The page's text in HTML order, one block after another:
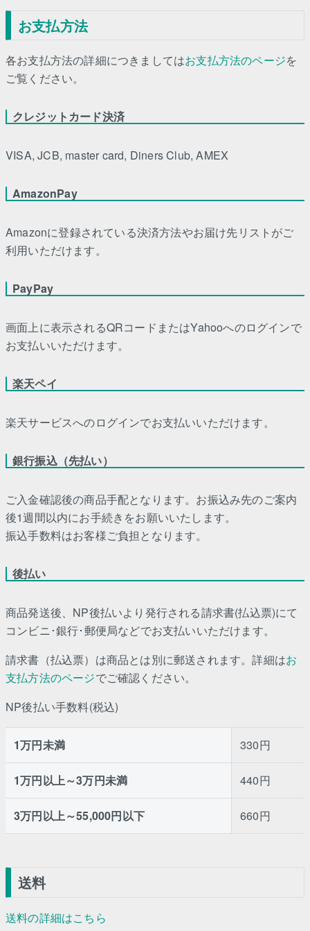
お支払方法
各お支払方法の詳細につきましてはお支払方法のページを
ご覧ください。
クレジットカード決済
VISA, JCB, master card, Diners Club, AMEX
AmazonPay
Amazonに登録されている決済方法やお届け先リストがご
利用いただけます。
PayPay
画面上に表示されるQRコードまたはYahooへのログインで
お支払いいただけます。
楽天ペイ
楽天サービスへのログインでお支払いいただけます。
銀行振込（先払い）
ご入金確認後の商品手配となります。お振込み先のご案内
後1週間以内にお手続きをお願いいたします。
振込手数料はお客様ご負担となります。
後払い
商品発送後、NP後払いより発行される請求書(払込票)にて
コンビニ･銀行･郵便局などでお支払いいただけます。
請求書（払込票）は商品とは別に郵送されます。詳細はお
支払方法のページでご確認ください。
NP後払い手数料(税込)
1万円未満 330円
1万円以上～3万円未満 440円
3万円以上～55,000円以下 660円
送料
送料の詳細はこちら